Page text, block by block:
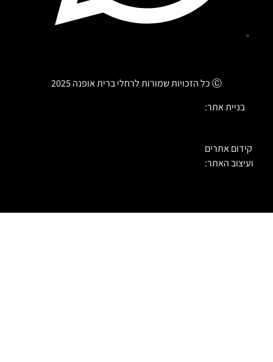
Ⓒכל הזכויות שמורות לרחלי ברית אופנה 2025
בניית אתר:
קידום אתרים
ועיצוב האתר: